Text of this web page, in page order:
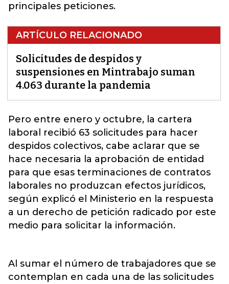
principales peticiones.
ARTÍCULO RELACIONADO
Solicitudes de despidos y
suspensiones en Mintrabajo suman
4.063 durante la pandemia
Pero entre enero y octubre, la cartera
laboral recibió 63 solicitudes para hacer
despidos colectivos, cabe aclarar que se
hace necesaria la aprobación de entidad
para que esas terminaciones de contratos
laborales no produzcan efectos jurídicos,
según explicó el Ministerio en la respuesta
a un derecho de petición radicado por este
medio para solicitar la información.
Al sumar el número de trabajadores que se
contemplan en cada una de las solicitudes